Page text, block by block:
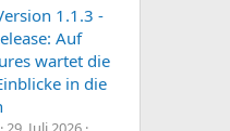
1.1.3 -
Auf
wartet die
in die